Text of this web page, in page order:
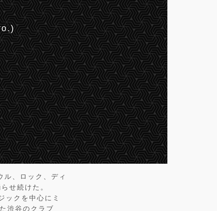
、ロック、ディ
せ続けた。
ックを中心にミ
渋谷のクラブ